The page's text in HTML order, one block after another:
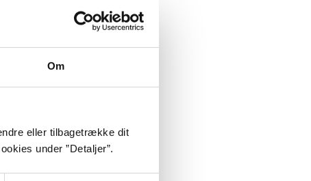
Om
eller tilbagetrække dit
under ”Detaljer”.